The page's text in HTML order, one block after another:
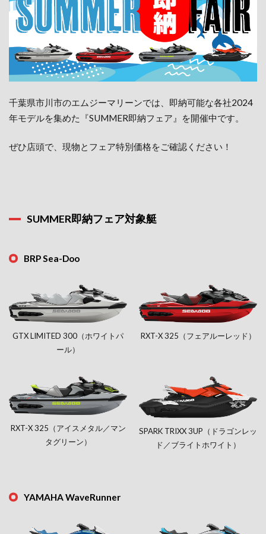
千葉県市川市のエムジーマリーンでは、即納可能な各社2024
年モデルを集めた『SUMMER即納フェア』を開催中です。
ぜひ店頭で、現物とフェア特別価格をご確認ください！
SUMMER即納フェア対象艇
BRP Sea-Doo
GTX LIMITED 300（ホワイトパ
ール）
RXT-X 325（フェアルーレッド）
RXT-X 325（アイスメタル／マン
タグリーン）
SPARK TRIXX 3UP（ドラゴンレッ
ド／ブライトホワイト）
YAMAHA WaveRunner